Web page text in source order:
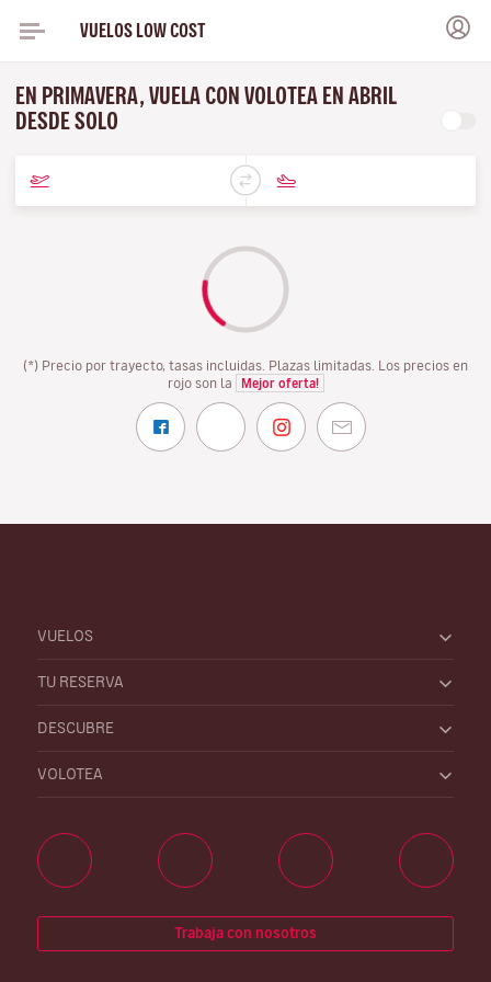
VUELOS LOW COST
EN PRIMAVERA, VUELA CON VOLOTEA EN ABRIL
DESDE SOLO
(*) Precio por trayecto, tasas incluidas. Plazas limitadas. Los precios en
rojo son la
Mejor oferta!
VUELOS
TU RESERVA
DESCUBRE
VOLOTEA
Trabaja con nosotros